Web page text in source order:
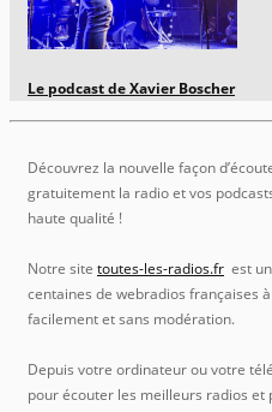
Le podcast de Xavier Boscher
Découvrez la nouvelle façon
gratuitement la radio et vos
haute qualité !
Notre site toutes-les-radios.fr est
centaines de webradios françaises
facilement et sans modération.
Depuis votre ordinateur ou votre
pour écouter les meilleurs radios et